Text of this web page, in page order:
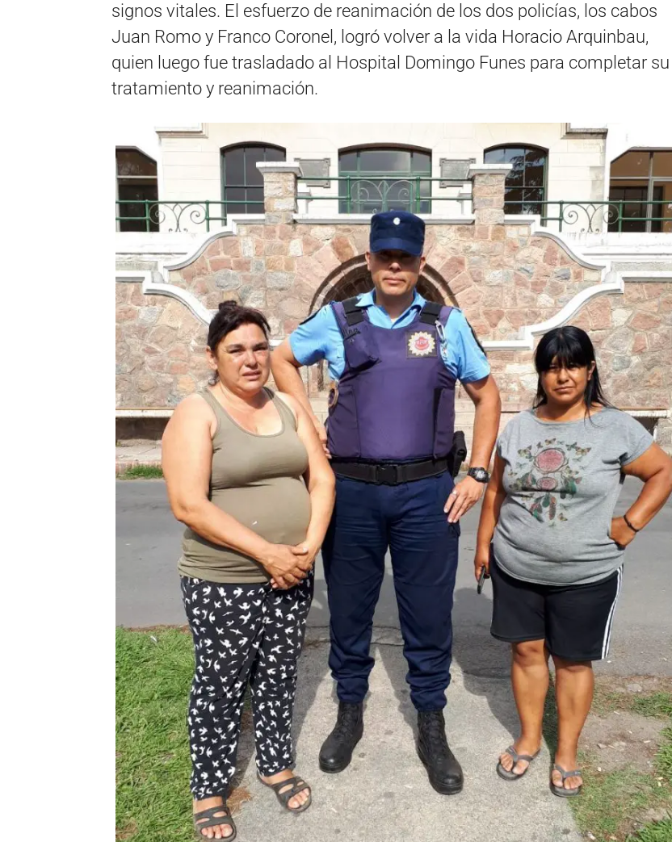
signos vitales. El esfuerzo de reanimación de los dos policías, los cabos
Juan Romo y Franco Coronel, logró volver a la vida Horacio Arquinbau,
quien luego fue trasladado al Hospital Domingo Funes para completar su
tratamiento y reanimación.